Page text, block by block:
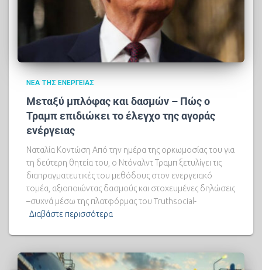
ΝΈΑ ΤΗΣ ΕΝΈΡΓΕΙΑΣ
Μεταξύ μπλόφας και δασμών – Πώς ο
Τραμπ επιδιώκει το έλεγχο της αγοράς
ενέργειας
Ναταλία Κοντώση Από την ημέρα της ορκωμοσίας του για
τη δεύτερη θητεία του, ο Ντόναλντ Τραμπ ξετυλίγει τις
διαπραγματευτικές του μεθόδους στον ενεργειακό
τομέα, αξιοποιώντας δασμούς και στοχευμένες δηλώσεις
–συχνά μέσω της πλατφόρμας του Truthsocial-
Διαβάστε περισσότερα